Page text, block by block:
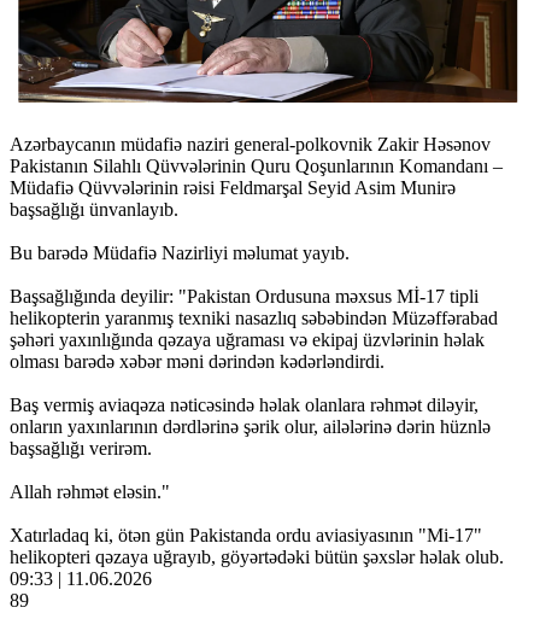
Azərbaycanın müdafiə naziri general-polkovnik Zakir Həsənov
Pakistanın Silahlı Qüvvələrinin Quru Qoşunlarının Komandanı –
Müdafiə Qüvvələrinin rəisi Feldmarşal Seyid Asim Munirə
başsağlığı ünvanlayıb.
Bu barədə Müdafiə Nazirliyi məlumat yayıb.
Başsağlığında deyilir: "Pakistan Ordusuna məxsus Mİ-17 tipli
helikopterin yaranmış texniki nasazlıq səbəbindən Müzəffərabad
şəhəri yaxınlığında qəzaya uğraması və ekipaj üzvlərinin həlak
olması barədə xəbər məni dərindən kədərləndirdi.
Baş vermiş aviaqəza nəticəsində həlak olanlara rəhmət diləyir,
onların yaxınlarının dərdlərinə şərik olur, ailələrinə dərin hüznlə
başsağlığı verirəm.
Allah rəhmət eləsin."
Xatırladaq ki, ötən gün Pakistanda ordu aviasiyasının "Mi-17"
helikopteri qəzaya uğrayıb, göyərtədəki bütün şəxslər həlak olub.
09:33 | 11.06.2026
89